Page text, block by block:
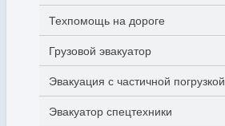
Техпомощь на дороге
Грузовой эвакуатор
Эвакуация с частичной погрузкой
Эвакуатор спецтехники